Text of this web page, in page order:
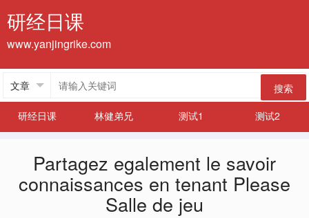
研经日课
www.yanjingrike.com
搜索
研经日课
林健弟兄 测试1 测试2
Partagez egalement le savoir
connaissances en tenant Please
Salle de jeu